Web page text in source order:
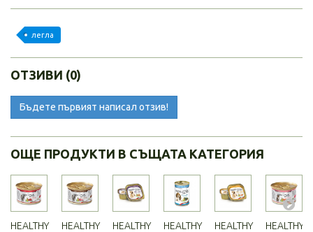
легла
ОТЗИВИ (0)
Бъдете първият написал отзив!
ОЩЕ ПРОДУКТИ В СЪЩАТА КАТЕГОРИЯ
HEALTHY
HEALTHY
HEALTHY
HEALTHY
HEALTHY
HEALTHY